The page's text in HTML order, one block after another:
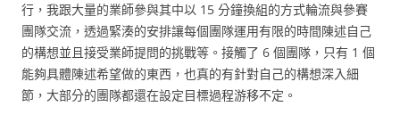
行，我跟大量的業師參與其中以 15 分鐘換組的方式輪流與參賽
團隊交流，透過緊湊的安排讓每個團隊運用有限的時間陳述自己
的構想並且接受業師提問的挑戰等。接觸了 6 個團隊，只有 1 個
能夠具體陳述希望做的東西，也真的有針對自己的構想深入細
節，大部分的團隊都還在設定目標過程游移不定。